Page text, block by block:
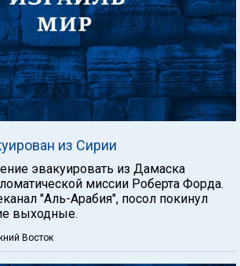
из Сирии
эвакуировать из Дамаска
миссии Роберта Форда.
"Аль-Арабия", посол покинул
выходные.
Восток